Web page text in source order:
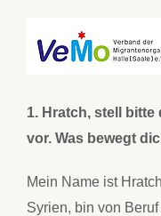
1. Hratch, stell
vor. Was bewegt
Mein Name ist
Syrien, bin von